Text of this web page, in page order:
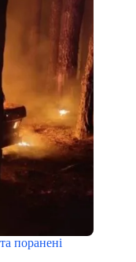
поранені